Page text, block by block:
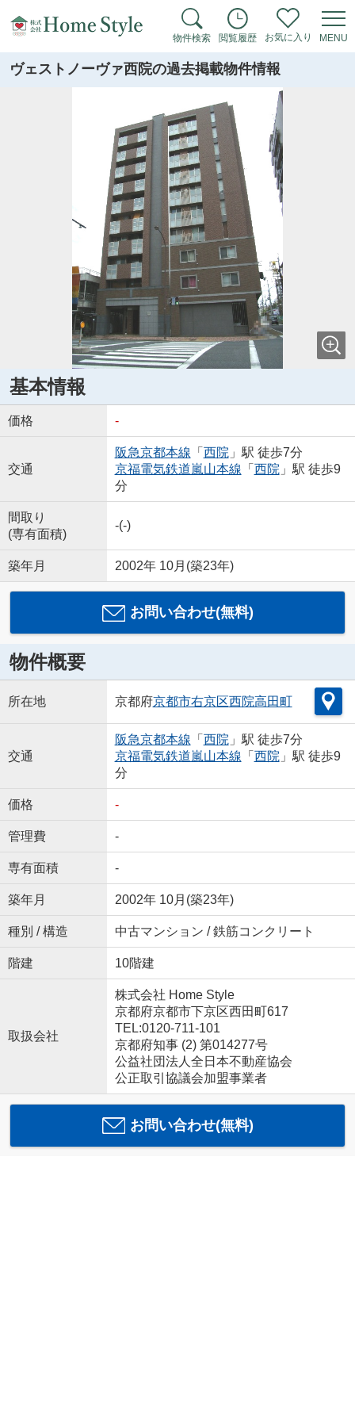
物件検索 閲覧履歴 お気に入り MENU
ヴェストノーヴァ西院の過去掲載物件情報
基本情報
価格 -
交通
阪急京都本線 「 西院 」駅 徒歩7分
京福電気鉄道嵐山本線 「 西院 」駅 徒歩9
分
間取り
(専有面積)
-(-)
築年月 2002年 10月(築23年)
お問い合わせ(無料)
物件概要
所在地 京都府京都市右京区西院高田町
交通
阪急京都本線 「 西院 」駅 徒歩7分
京福電気鉄道嵐山本線 「 西院 」駅 徒歩9
分
価格 -
管理費 -
専有面積 -
築年月 2002年 10月(築23年)
種別 / 構造 中古マンション / 鉄筋コンクリート
階建 10階建
取扱会社
株式会社 Home Style
京都府京都市下京区西田町617
TEL:0120-711-101
京都府知事 (2) 第014277号
公益社団法人全日本不動産協会
公正取引協議会加盟事業者
お問い合わせ(無料)